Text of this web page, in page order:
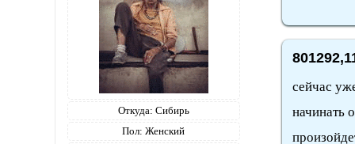
Откуда: Сибирь
Пол: Женский
сейчас
начинать